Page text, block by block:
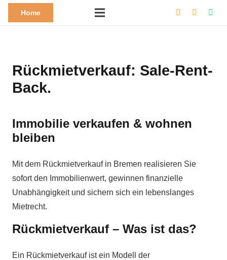
Home
Rückmietverkauf: Sale-Rent-
Back.
Immobilie verkaufen & wohnen
bleiben​
Mit dem Rückmietverkauf in Bremen realisieren Sie
sofort den Immobilienwert, gewinnen finanzielle
Unabhängigkeit und sichern sich ein lebenslanges
Mietrecht.
Rückmietverkauf – Was ist das?
Ein Rückmietverkauf ist ein Modell der